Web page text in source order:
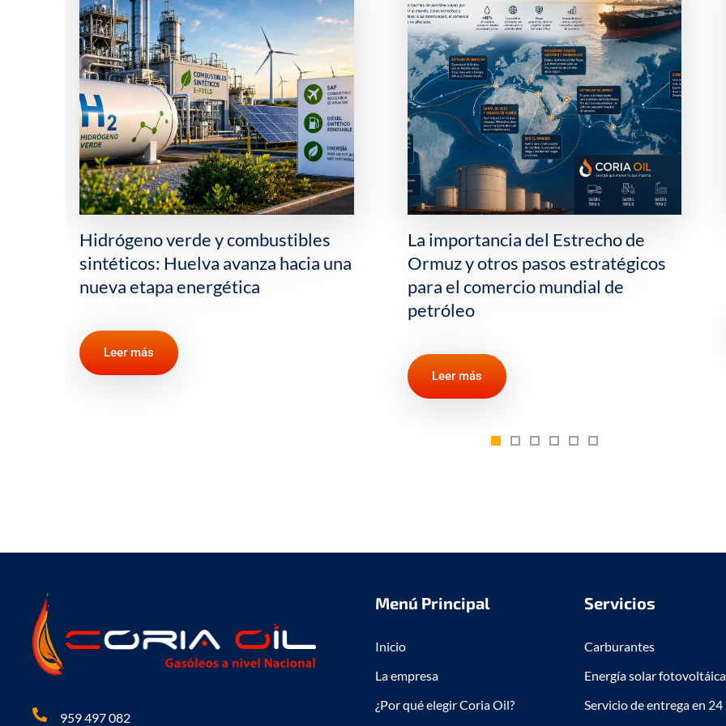
La importancia del Estrecho de
Ormuz y otros pasos estratégicos
para el comercio mundial de
Leer más
Qué es el hidrógeno verde y para
qué puede servir
959 497 082
Menú Principal
Inicio
La empresa
¿Por qué elegir Coria Oil?
Servicios
Carburantes
Energía solar fotovoltáica
Servicio de entrega en